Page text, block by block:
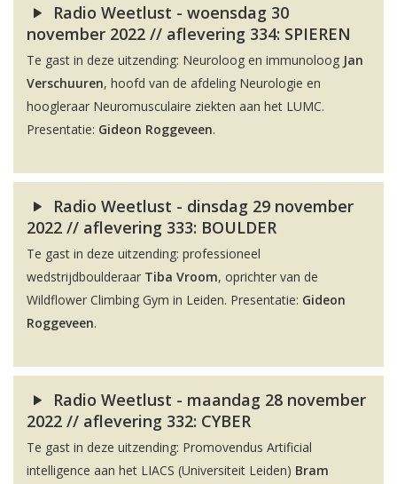
Radio Weetlust - woensdag 30
november 2022 // aflevering 334: SPIEREN
Te gast in deze uitzending: Neuroloog en immunoloog Jan
Verschuuren, hoofd van de afdeling Neurologie en
hoogleraar Neuromusculaire ziekten aan het LUMC.
Presentatie: Gideon Roggeveen.
Radio Weetlust - dinsdag 29 november
2022 // aflevering 333: BOULDER
Te gast in deze uitzending: professioneel
wedstrijdboulderaar Tiba Vroom, oprichter van de
Wildflower Climbing Gym in Leiden. Presentatie: Gideon
Roggeveen.
Radio Weetlust - maandag 28 november
2022 // aflevering 332: CYBER
Te gast in deze uitzending: Promovendus Artificial
intelligence aan het LIACS (Universiteit Leiden) Bram